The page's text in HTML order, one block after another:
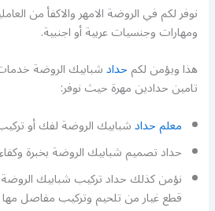
نوفر لكم في الروضة الامهر والاكفأ من
ومهارات وجنسيات عربية أو اجنبية.
هذا ويؤمن لكمحدادشبابيك الروضة
تامين حدادين مهرة حيث نوفر:
معلم حدادشبابيك الروضة لفك أو
حداد تصميم شبابيك الروضة بخبرة
نؤمن كذلك حداد تركيب شبابيك
قطع غيار من تلحيم وتركيب مفاصل